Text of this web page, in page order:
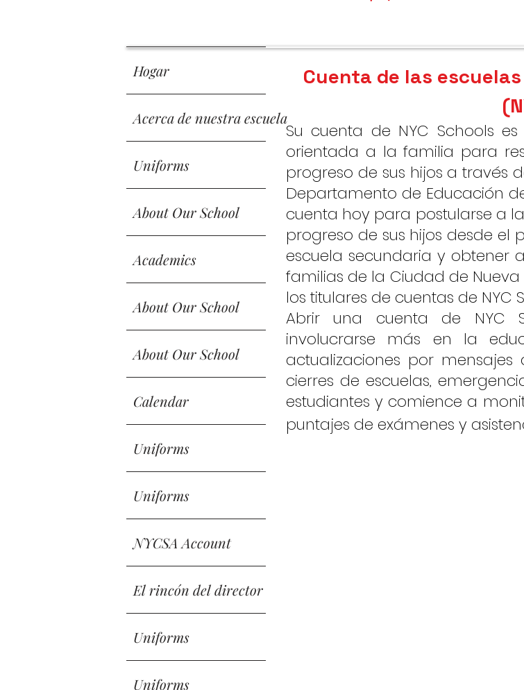
Hogar
Acerca de nuestra escuela
Uniforms
About Our School
Academics
About Our School
About Our School
Calendar
Uniforms
Uniforms
NYCSA Account
El rincón del director
Uniforms
Uniforms
Cuenta de las
Su cuenta de NYC Schools
orientada a la familia para
progreso de sus hijos a través
Departamento de Educación
cuenta hoy para postularse a
progreso de sus hijos desde
escuela secundaria y obtener
familias de la Ciudad de
los titulares de cuentas de NYC
Abrir una cuenta de NYC
involucrarse más en la
actualizaciones por
cierres de escuelas,
estudiantes y comience a
puntajes de exámenes y